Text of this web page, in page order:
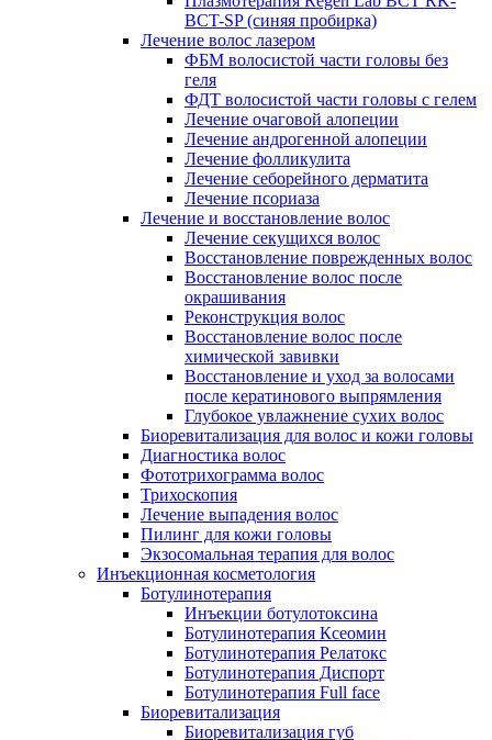
BCT-SP (синяя пробирка)
Лечение волос лазером
ФБМ волосистой части головы без
геля
ФДТ волосистой части головы с гелем
Лечение очаговой алопеции
Лечение андрогенной алопеции
Лечение фолликулита
Лечение себорейного дерматита
Лечение псориаза
Лечение и восстановление волос
Лечение секущихся волос
Восстановление поврежденных волос
Восстановление волос после
окрашивания
Реконструкция волос
Восстановление волос после
химической завивки
Восстановление и уход за волосами
после кератинового выпрямления
Глубокое увлажнение сухих волос
Биоревитализация для волос и кожи головы
Диагностика волос
Фототрихограмма волос
Трихоскопия
Лечение выпадения волос
Пилинг для кожи головы
Экзосомальная терапия для волос
Инъекционная косметология
Ботулинотерапия
Инъекции ботулотоксина
Ботулинотерапия Ксеомин
Ботулинотерапия Релатокс
Ботулинотерапия Диспорт
Ботулинотерапия Full face
Биоревитализация
Биоревитализация губ